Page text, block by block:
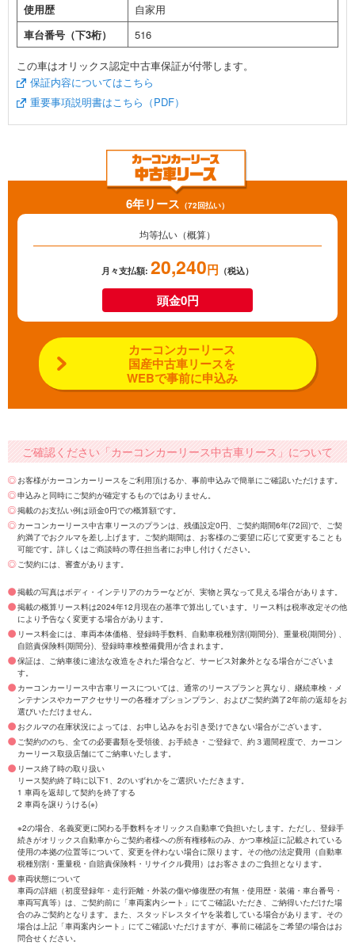
使用歴
自家用
車台番号（下3桁）
516
この車はオリックス認定中古車保証が付帯します。
保証内容についてはこちら
重要事項説明書はこちら（PDF）
6年リース （72回払い）
均等払い（概算）
月々支払額: 20,240円 （税込）
頭金0円
カーコンカーリース
国産中古車リースを
WEBで事前に申込み
ご確認ください「カーコンカーリース中古車リース」について
お客様がカーコンカーリースをご利用頂けるか、事前申込みで簡単にご確認いただけます。
申込みと同時にご契約が確定するものではありません。
掲載のお支払い例は頭金0円での概算額です。
カーコンカーリース中古車リースのプランは、残価設定0円、ご契約期間6年(72回)で、ご契
約満了でおクルマを差し上げます。ご契約期間は、お客様のご要望に応じて変更することも
可能です。詳しくはご商談時の専任担当者にお申し付けください。
ご契約には、審査があります。
掲載の写真はボディ・インテリアのカラーなどが、実物と異なって見える場合があります。
掲載の概算リース料は2024年12月現在の基準で算出しています。リース料は税率改定その他
により予告なく変更する場合があります。
リース料金には、車両本体価格、登録時手数料、自動車税種別割(期間分)、重量税(期間分) 、
自賠責保険料(期間分)、登録時車検整備費用が含まれます。
保証は、ご納車後に違法な改造をされた場合など、サービス対象外となる場合がございま
す。
カーコンカーリース中古車リースについては、通常のリースプランと異なり、継続車検・メ
ンテナンスやカーアクセサリーの各種オプションプラン、およびご契約満了2年前の返却をお
選びいただけません。
おクルマの在庫状況によっては、お申し込みをお引き受けできない場合がございます。
ご契約ののち、全ての必要書類を受領後、お手続き・ご登録で、約３週間程度で、カーコン
カーリース取扱店舗にてご納車いたします。
リース終了時の取り扱い
リース契約終了時に以下1、2のいずれかをご選択いただきます。
1 車両を返却して契約を終了する
2 車両を譲りうける(※)
※2の場合、名義変更に関わる手数料をオリックス自動車で負担いたします。ただし、登録手
続きがオリックス自動車からご契約者様への所有権移転のみ、かつ車検証に記載されている
使用の本拠の位置等について、変更を伴わない場合に限ります。その他の法定費用（自動車
税種別割・重量税・自賠責保険料・リサイクル費用）はお客さまのご負担となります。
車両状態について
車両の詳細（初度登録年・走行距離・外装の傷や修復歴の有無・使用歴・装備・車台番号・
車両写真等）は、ご契約前に「車両案内シート」にてご確認いただき、ご納得いただけた場
合のみご契約となります。また、スタッドレスタイヤを装着している場合があります。その
場合は上記「車両案内シート」にてご確認いただけますが、事前に確認をご希望の場合はお
問合せください。